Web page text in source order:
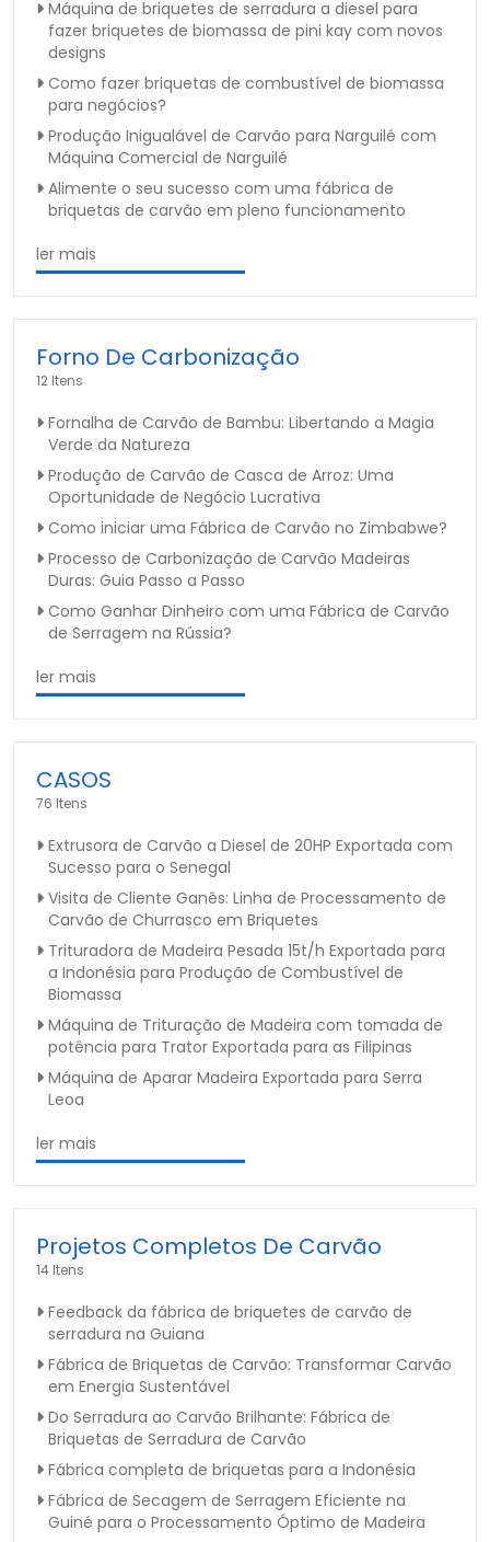
Máquina de briquetes de serradura a diesel para
fazer briquetes de biomassa de pini kay com novos
designs
Como fazer briquetas de combustível de biomassa
para negócios?
Produção Inigualável de Carvão para Narguilé com
Máquina Comercial de Narguilé
Alimente o seu sucesso com uma fábrica de
briquetas de carvão em pleno funcionamento
ler mais
Forno De Carbonização
12 Itens
Fornalha de Carvão de Bambu: Libertando a Magia
Verde da Natureza
Produção de Carvão de Casca de Arroz: Uma
Oportunidade de Negócio Lucrativa
Como iniciar uma Fábrica de Carvão no Zimbabwe?
Processo de Carbonização de Carvão Madeiras
Duras: Guia Passo a Passo
Como Ganhar Dinheiro com uma Fábrica de Carvão
de Serragem na Rússia?
ler mais
CASOS
76 Itens
Extrusora de Carvão a Diesel de 20HP Exportada com
Sucesso para o Senegal
Visita de Cliente Ganês: Linha de Processamento de
Carvão de Churrasco em Briquetes
Trituradora de Madeira Pesada 15t/h Exportada para
a Indonésia para Produção de Combustível de
Biomassa
Máquina de Trituração de Madeira com tomada de
potência para Trator Exportada para as Filipinas
Máquina de Aparar Madeira Exportada para Serra
Leoa
ler mais
Projetos Completos De Carvão
14 Itens
Feedback da fábrica de briquetes de carvão de
serradura na Guiana
Fábrica de Briquetas de Carvão: Transformar Carvão
em Energia Sustentável
Do Serradura ao Carvão Brilhante: Fábrica de
Briquetas de Serradura de Carvão
Fábrica completa de briquetas para a Indonésia
Fábrica de Secagem de Serragem Eficiente na
Guiné para o Processamento Óptimo de Madeira